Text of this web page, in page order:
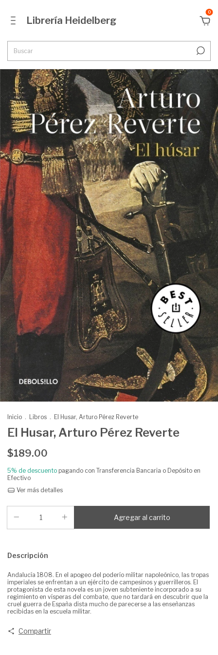
Librería Heidelberg
0
Inicio . Libros . El Husar, Arturo Pérez Reverte
El Husar, Arturo Pérez Reverte
$189.00
5% de descuento pagando con Transferencia Bancaria o Depósito en
Efectivo
Ver más detalles
Descripción
Andalucía 1808. En el apogeo del poderío militar napoleónico, las tropas
imperiales se enfrentan a un ejército de campesinos y guerrilleros. El
protagonista de esta novela es un joven subteniente incorporado a su
regimiento en vísperas del combate, que no tardará en descubrir que la
cruel guerra de España dista mucho de parecerse a las enseñanzas
recibidas en la escuela militar.
Compartir